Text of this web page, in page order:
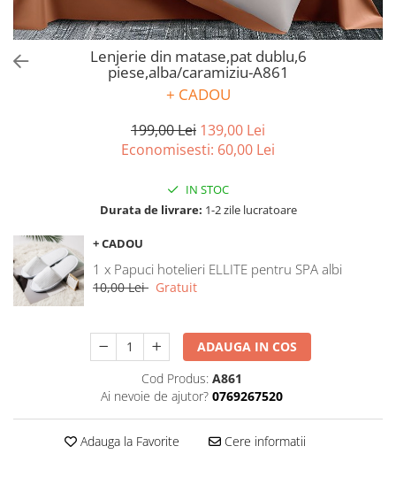
Bumbac satinat
Bumbac policoton
Compatibile cu saltea
200x220cm
Tipul cearceafului de pat
Cu elastic
Lenjerie din matase,pat dublu,6
piese,alba/caramiziu-A861
+ CADOU
199,00 Lei 139,00 Lei
Economisesti: 60,00 Lei
IN STOC
Durata de livrare: 1-2 zile lucratoare
+ CADOU
1 x Papuci hotelieri ELLITE pentru SPA albi
10,00 Lei Gratuit
ADAUGA IN COS
Cod Produs: A861
Ai nevoie de ajutor? 0769267520
Adauga la Favorite Cere informatii